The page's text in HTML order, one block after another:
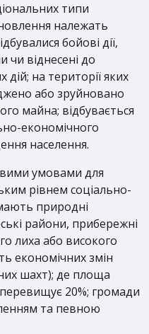
типи
належать
бойові дії,
віднесені до
на території яких
або зруйновано
майна; відбувається
економічного
населення.
умовами для
рівнем соціально-
природні
райони, прибережні
лиха або високого
економічних змін
шахт); де площа
20%; громади
та певною